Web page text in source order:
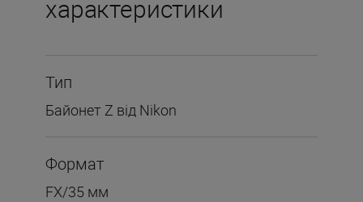
характеристики
Тип
Байонет Z від Nikon
Формат
FX/35 мм